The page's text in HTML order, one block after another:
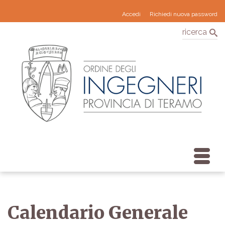
Accedi Richiedi nuova password
ricerca
Calendario Generale